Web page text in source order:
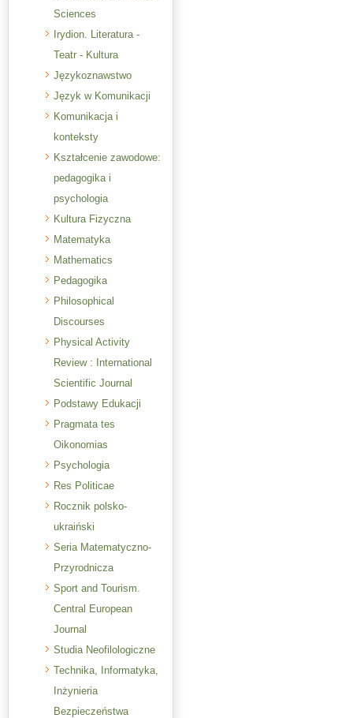
Sciences
Irydion. Literatura -
Teatr - Kultura
Językoznawstwo
Język w Komunikacji
Komunikacja i
konteksty
Kształcenie zawodowe:
pedagogika i
psychologia
Kultura Fizyczna
Matematyka
Mathematics
Pedagogika
Philosophical
Discourses
Physical Activity
Review : International
Scientific Journal
Podstawy Edukacji
Pragmata tes
Oikonomias
Psychologia
Res Politicae
Rocznik polsko-
ukraiński
Seria Matematyczno-
Przyrodnicza
Sport and Tourism.
Central European
Journal
Studia Neofilologiczne
Technika, Informatyka,
Inżynieria
Bezpieczeństwa